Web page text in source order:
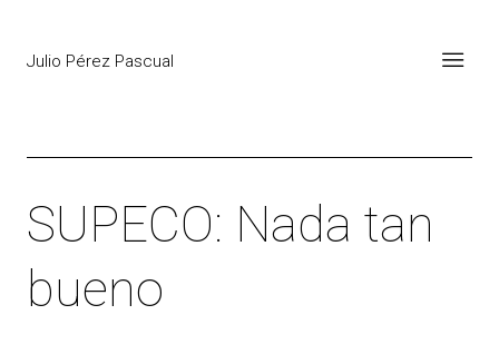
Julio Pérez Pascual
SUPECO: Nada tan
bueno